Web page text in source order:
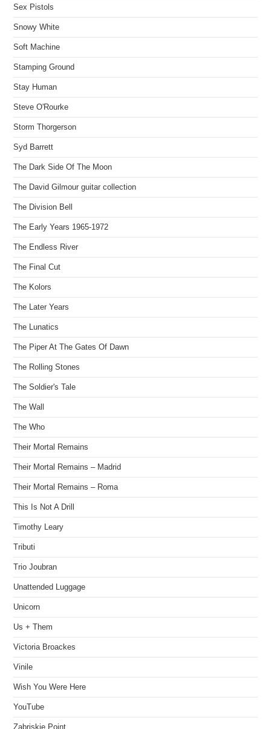
Sex Pistols
Snowy White
Soft Machine
Stamping Ground
Stay Human
Steve O'Rourke
Storm Thorgerson
Syd Barrett
The Dark Side Of The Moon
The David Gilmour guitar collection
The Division Bell
The Early Years 1965-1972
The Endless River
The Final Cut
The Kolors
The Later Years
The Lunatics
The Piper At The Gates Of Dawn
The Rolling Stones
The Soldier's Tale
The Wall
The Who
Their Mortal Remains
Their Mortal Remains – Madrid
Their Mortal Remains – Roma
This Is Not A Drill
Timothy Leary
Tributi
Trio Joubran
Unattended Luggage
Unicorn
Us + Them
Victoria Broackes
Vinile
Wish You Were Here
YouTube
Zabriskie Point